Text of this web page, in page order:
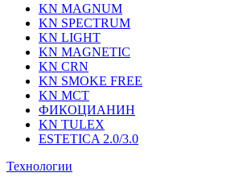
KN MAGNUM
KN SPECTRUM
KN LIGHT
KN MAGNETIC
KN CRN
KN SMOKE FREE
KN MCT
ФИКОЦИАНИН
KN TULEX
ESTETICA 2.0/3.0
Технологии